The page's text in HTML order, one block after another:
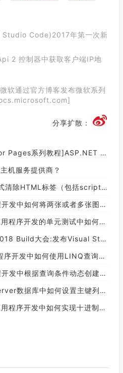
Code)2017年第一次新
2 控制器中获取客户端IP地
微软通过官方博客发布微软系列
分享扩散：
Core Razor Pages中的PageModel(09)
机服务提供商？
标签（包括script和style），保留纯本文
将两张或者多张图片合并成一张图片？
测试中如何获取当前程序集所在的目录路径？
Stuido for Mac,.NET Core以及Xamarin.Forms的最新版本及更新
集合中元素的某个属性值在另外一个集合中存在的子集？
件动态创建LINQ的Where查询表达式的实现方案
库中如何设置主键列为自增列？
实现十进制数字和十六进制间的相互转换呢？